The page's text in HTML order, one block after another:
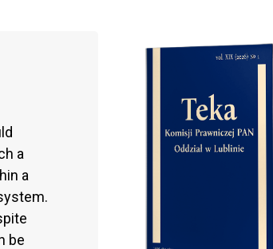
a
a
be
Cover image